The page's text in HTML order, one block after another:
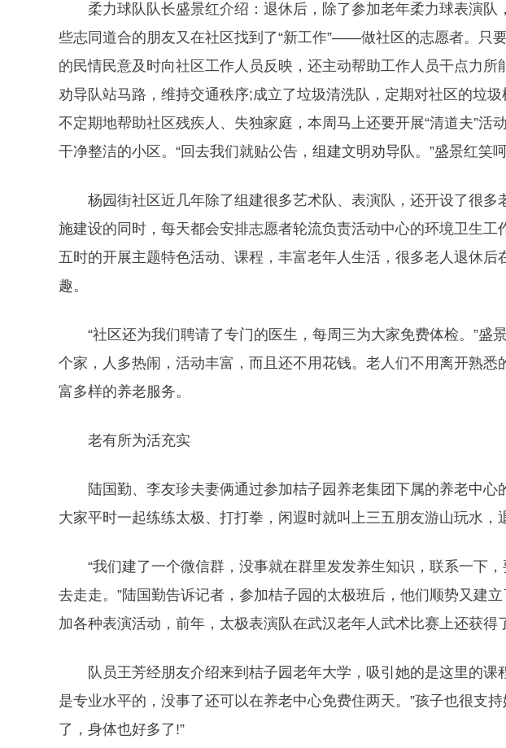
柔力球队队长盛景红介绍：退休后，除了参加老年柔力球表演队
些志同道合的朋友又在社区找到了“新工作”——做社区的志愿者。只
的民情民意及时向社区工作人员反映，还主动帮助工作人员干点力所
劝导队站马路，维持交通秩序;成立了垃圾清洗队，定期对社区的垃
不定期地帮助社区残疾人、失独家庭，本周马上还要开展“清道夫”活
干净整洁的小区。“回去我们就贴公告，组建文明劝导队。”盛景红笑呵
杨园街社区近几年除了组建很多艺术队、表演队，还开设了很多
施建设的同时，每天都会安排志愿者轮流负责活动中心的环境卫生
五时的开展主题特色活动、课程，丰富老年人生活，很多老人退休
趣。
“社区还为我们聘请了专门的医生，每周三为大家免费体检。”盛
个家，人多热闹，活动丰富，而且还不用花钱。老人们不用离开熟
富多样的养老服务。
老有所为活充实
陆国勤、李友珍夫妻俩通过参加桔子园养老集团下属的养老中心
大家平时一起练练太极、打打拳，闲遐时就叫上三五朋友游山玩水，
“我们建了一个微信群，没事就在群里发发养生知识，联系一下，
去走走。”陆国勤告诉记者，参加桔子园的太极班后，他们顺势又建
加各种表演活动，前年，太极表演队在武汉老年人武术比赛上还获得
队员王芳经朋友介绍来到桔子园老年大学，吸引她的是这里的课
是专业水平的，没事了还可以在养老中心免费住两天。”孩子也很支
了，身体也好多了!”